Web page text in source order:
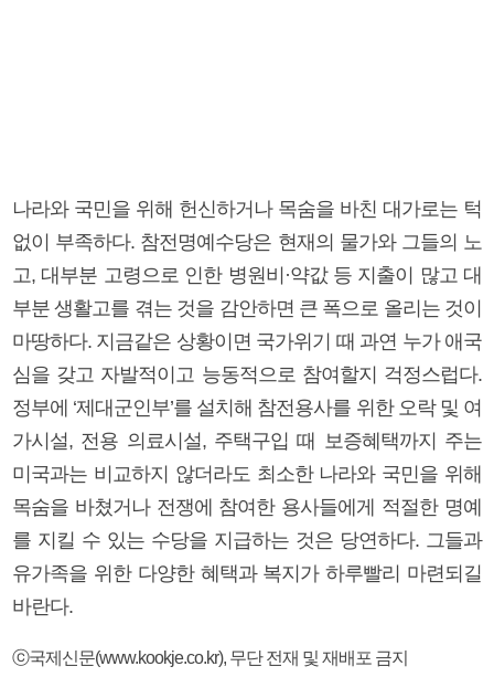
나라와 국민을 위해 헌신하거나 목숨을 바친 대가로는 턱
없이 부족하다. 참전명예수당은 현재의 물가와 그들의 노
고, 대부분 고령으로 인한 병원비·약값 등 지출이 많고 대
부분 생활고를 겪는 것을 감안하면 큰 폭으로 올리는 것이
마땅하다. 지금같은 상황이면 국가위기 때 과연 누가 애국
심을 갖고 자발적이고 능동적으로 참여할지 걱정스럽다.
정부에 ‘제대군인부’를 설치해 참전용사를 위한 오락 및 여
가시설, 전용 의료시설, 주택구입 때 보증혜택까지 주는
미국과는 비교하지 않더라도 최소한 나라와 국민을 위해
목숨을 바쳤거나 전쟁에 참여한 용사들에게 적절한 명예
를 지킬 수 있는 수당을 지급하는 것은 당연하다. 그들과
유가족을 위한 다양한 혜택과 복지가 하루빨리 마련되길
바란다.
ⓒ국제신문(www.kookje.co.kr), 무단 전재 및 재배포 금지